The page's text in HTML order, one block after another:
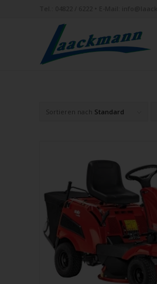
Sortieren nach Standard